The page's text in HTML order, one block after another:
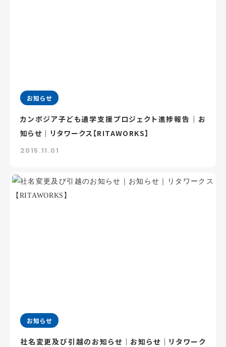
お知らせ
カンボジア子ども通学支援プロジェクト進捗報告｜お
知らせ｜リタワークス【RITAWORKS】
2015.11.01
お知らせ
社名変更及び引越のお知らせ｜お知らせ｜リタワーク